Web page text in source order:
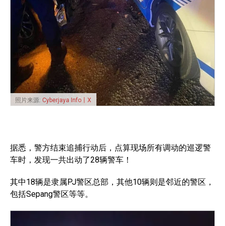
照片来源: Cyberjaya Info丨X
据悉，警方结束追捕行动后，点算现场所有调动的巡逻警
车时，发现一共出动了28辆警车！
其中18辆是隶属PJ警区总部，其他10辆则是邻近的警区，
包括Sepang警区等等。